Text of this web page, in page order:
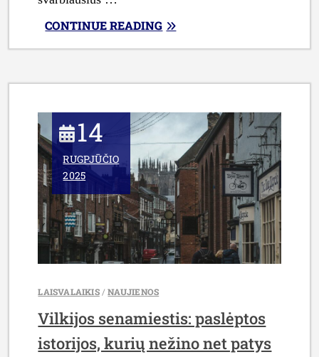
CONTINUE READING„KAIP
INFORMACIJOS
SKLAIDĄ
SKAITMENINĮ
PORTALĄ”
14
RUGPJŪČIO
2025
LAISVALAIKIS/NAUJIENOS
Vilkijos senamiestis: paslėptos
istorijos, kurių nežino net patys